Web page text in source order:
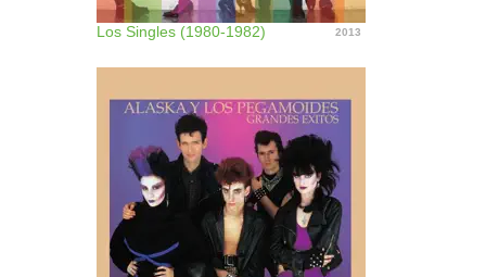
Los Singles (1980-1982) 2013